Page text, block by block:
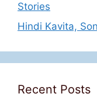
Stories
Hindi Kavita,
Recent Posts